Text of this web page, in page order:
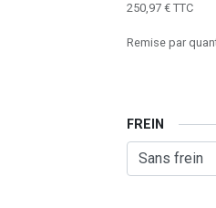
250,97 € TTC
Remise par
FREIN